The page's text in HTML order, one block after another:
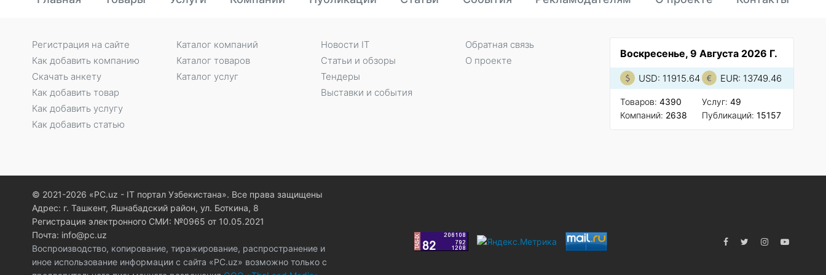
Воскресенье, 9 Августа 2026 Г.
USD: 11915.64 EUR: 13749.46
Товаров: 4390
Компаний: 2638
Услуг: 49
Публикаций: 15157
Регистрация на сайте
Как добавить компанию
Скачать анкету
Как добавить товар
Как добавить услугу
Как добавить статью
Каталог компаний
Каталог товаров
Каталог услуг
Новости IT
Статьи и обзоры
Тендеры
Выставки и события
Обратная связь
О проекте
© 2021-2026 «PC.uz - IT портал Узбекистана». Все права защищены
Адрес: г. Ташкент, Яшнабадский район, ул. Боткина, 8
Регистрация электронного СМИ: №0965 от 10.05.2021
Почта: info@pc.uz
Воспроизводство, копирование, тиражирование, распространение и
иное использование информации с сайта «PC.uz» возможно только с